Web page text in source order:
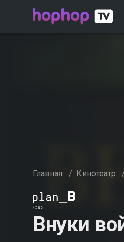
Главная / Кинотеатр
Внуки